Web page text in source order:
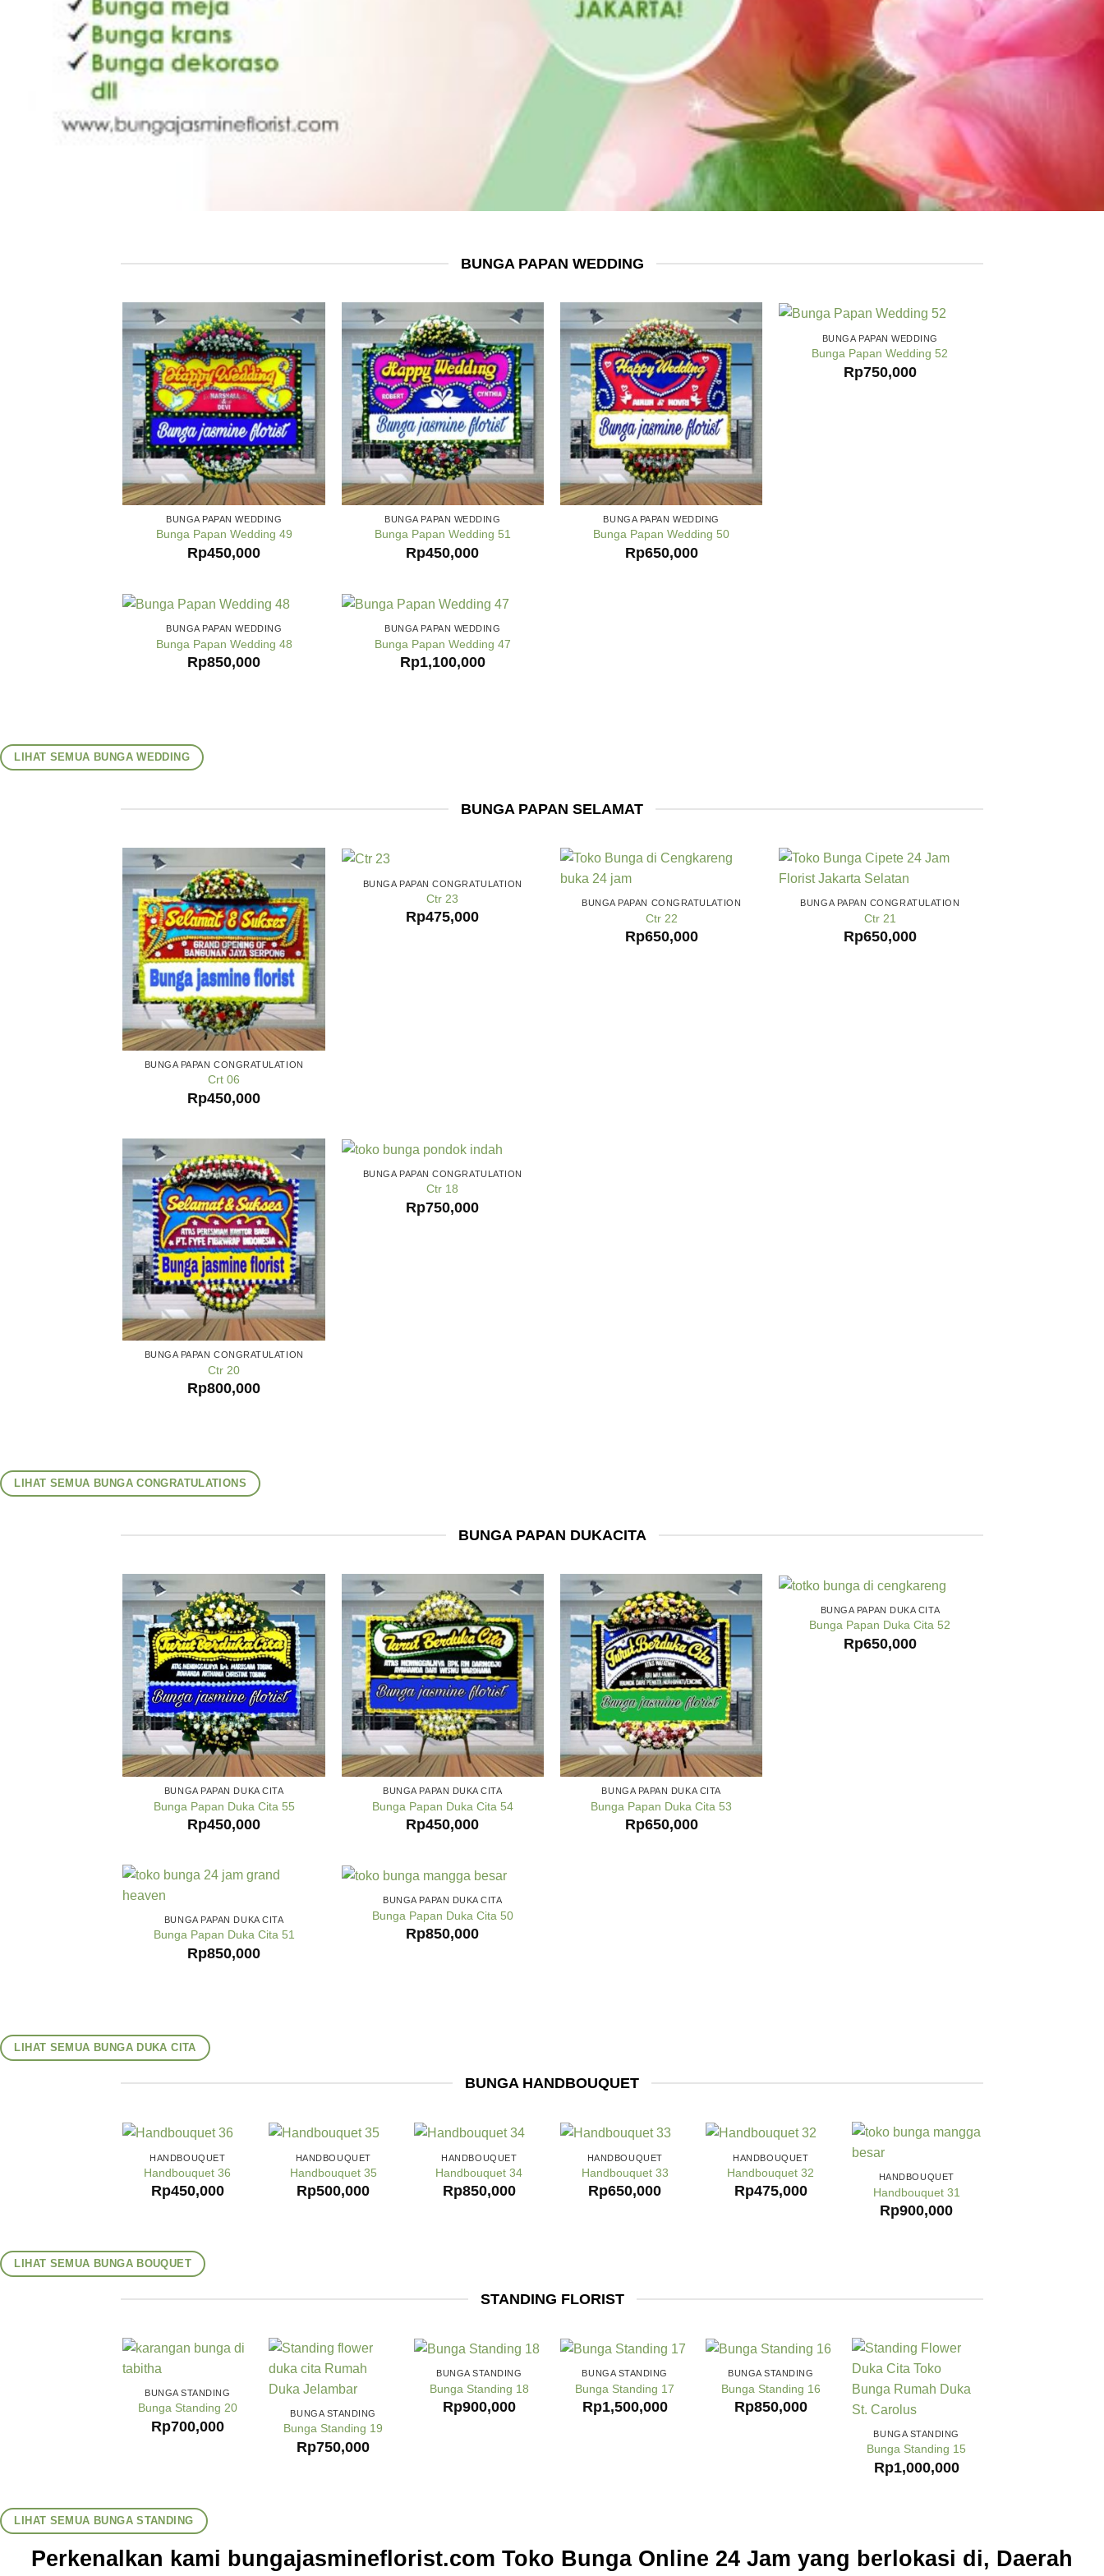
BUNGA PAPAN WEDDING
BUNGA PAPAN WEDDING
Bunga Papan Wedding 49
Rp450,000
BUNGA PAPAN WEDDING
Bunga Papan Wedding 51
Rp450,000
BUNGA PAPAN WEDDING
Bunga Papan Wedding 50
Rp650,000
BUNGA PAPAN WEDDING
Bunga Papan Wedding 52
Rp750,000
BUNGA PAPAN WEDDING
Bunga Papan Wedding 48
Rp850,000
BUNGA PAPAN WEDDING
Bunga Papan Wedding 47
Rp1,100,000
LIHAT SEMUA BUNGA WEDDING
BUNGA PAPAN SELAMAT
BUNGA PAPAN CONGRATULATION
Crt 06
Rp450,000
BUNGA PAPAN CONGRATULATION
Ctr 23
Rp475,000
BUNGA PAPAN CONGRATULATION
Ctr 22
Rp650,000
BUNGA PAPAN CONGRATULATION
Ctr 21
Rp650,000
BUNGA PAPAN CONGRATULATION
Ctr 20
Rp800,000
BUNGA PAPAN CONGRATULATION
Ctr 18
Rp750,000
LIHAT SEMUA BUNGA CONGRATULATIONS
BUNGA PAPAN DUKACITA
BUNGA PAPAN DUKA CITA
Bunga Papan Duka Cita 55
Rp450,000
BUNGA PAPAN DUKA CITA
Bunga Papan Duka Cita 54
Rp450,000
BUNGA PAPAN DUKA CITA
Bunga Papan Duka Cita 53
Rp650,000
BUNGA PAPAN DUKA CITA
Bunga Papan Duka Cita 52
Rp650,000
BUNGA PAPAN DUKA CITA
Bunga Papan Duka Cita 51
Rp850,000
BUNGA PAPAN DUKA CITA
Bunga Papan Duka Cita 50
Rp850,000
LIHAT SEMUA BUNGA DUKA CITA
BUNGA HANDBOUQUET
HANDBOUQUET
Handbouquet 36
Rp450,000
HANDBOUQUET
Handbouquet 35
Rp500,000
HANDBOUQUET
Handbouquet 34
Rp850,000
HANDBOUQUET
Handbouquet 33
Rp650,000
HANDBOUQUET
Handbouquet 32
Rp475,000
HANDBOUQUET
Handbouquet 31
Rp900,000
LIHAT SEMUA BUNGA BOUQUET
STANDING FLORIST
BUNGA STANDING
Bunga Standing 20
Rp700,000
BUNGA STANDING
Bunga Standing 19
Rp750,000
BUNGA STANDING
Bunga Standing 18
Rp900,000
BUNGA STANDING
Bunga Standing 17
Rp1,500,000
BUNGA STANDING
Bunga Standing 16
Rp850,000
BUNGA STANDING
Bunga Standing 15
Rp1,000,000
LIHAT SEMUA BUNGA STANDING
Perkenalkan kami bungajasmineflorist.com Toko Bunga Online 24 Jam yang berlokasi di, Daerah